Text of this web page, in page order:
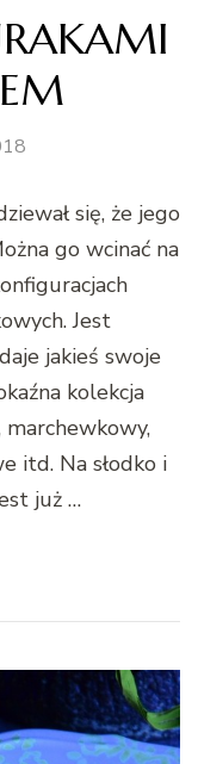
się, że jego
go wcinać na
Jest
jakieś swoje
kolekcja
marchewkowy,
itd. Na słodko i
już …